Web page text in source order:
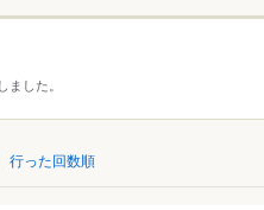
葉 埼玉 群馬 栃木 茨城
静岡 山梨
ました。
行った回数順